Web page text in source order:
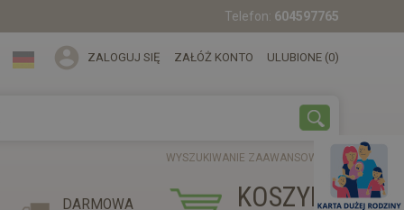
Telefon: 604597765
ZALOGUJ SIĘ ZAŁÓŻ KONTO ULUBIONE (0)
WYSZUKIWANIE ZAAWANSOWANE
KOSZYK
DARMOWA